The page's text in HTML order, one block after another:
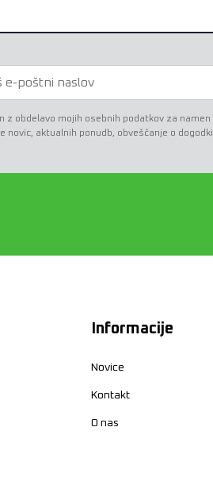
z obdelavo mojih osebnih podatkov za
novic, aktualnih ponudb, obveščanje o
Informacije
Novice
Kontakt
O nas